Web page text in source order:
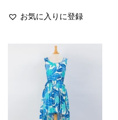
お気に入りに登録